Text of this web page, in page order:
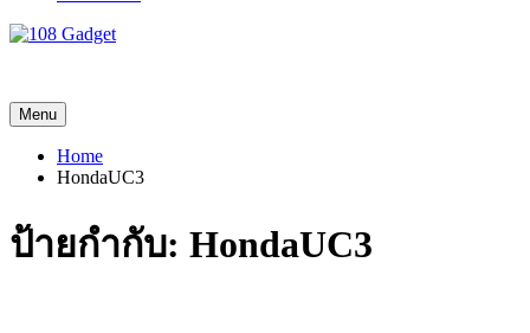
Menu
Home
HondaUC3
ป้ายกำกับ: HondaUC3